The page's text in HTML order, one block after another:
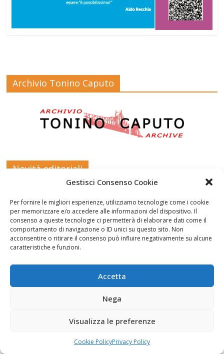
Gestisci Consenso Cookie
Per fornire le migliori esperienze, utilizziamo tecnologie come i cookie
per memorizzare e/o accedere alle informazioni del dispositivo. Il
consenso a queste tecnologie ci permetterà di elaborare dati come il
comportamento di navigazione o ID unici su questo sito. Non
acconsentire o ritirare il consenso può influire negativamente su alcune
caratteristiche e funzioni.
Accetta
Nega
Visualizza le preferenze
Cookie PolicyPrivacy Policy
Archivio Tonino Caputo
Novità editoriali